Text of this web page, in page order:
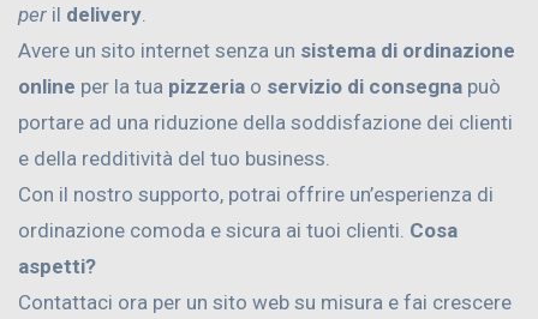
per il delivery
Avere un sito internet senza un sistema di ordinazione
online per la tua pizzeria o servizio di consegna può
portare ad una riduzione della soddisfazione dei clienti
e della redditività del tuo business.
Con il nostro supporto, potrai offrire un’esperienza di
ordinazione comoda e sicura ai tuoi clienti. Cosa
aspetti?
Contattaci ora per un sito web su misura e fai crescere